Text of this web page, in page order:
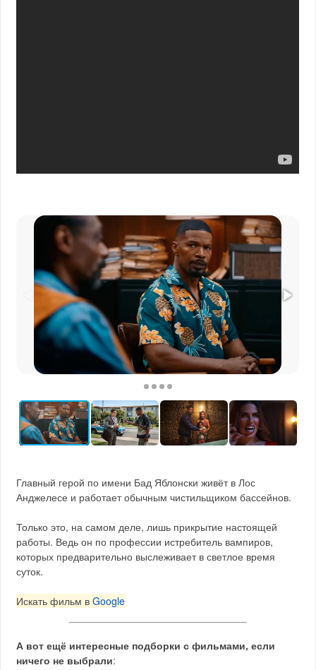
Главный герой по имени Бад Яблонски живёт в Лос
Анджелесе и работает обычным чистильщиком бассейнов.
Только это, на самом деле, лишь прикрытие настоящей
работы. Ведь он по профессии истребитель вампиров,
которых предварительно выслеживает в светлое время
суток.
Искать фильм вGoogle
А вот ещё интересные подборки с фильмами, если
ничего не выбрали: